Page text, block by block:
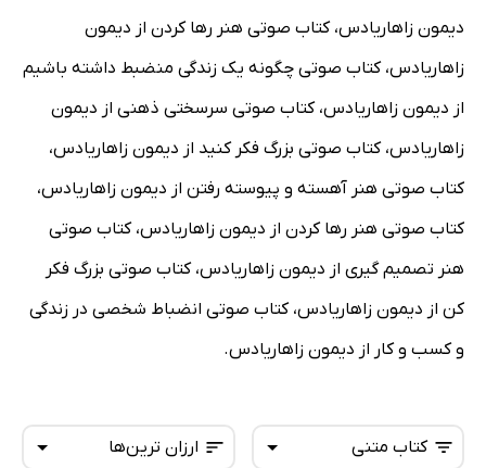
دیمون زاهاریادس، کتاب صوتی هنر رها کردن از دیمون
زاهاریادس، کتاب صوتی چگونه یک زندگی منضبط داشته باشیم
از دیمون زاهاریادس، کتاب صوتی سرسختی ذهنی از دیمون
زاهاریادس، کتاب صوتی بزرگ فکر کنید از دیمون زاهاریادس،
کتاب صوتی هنر آهسته و پیوسته رفتن از دیمون زاهاریادس،
کتاب صوتی هنر رها کردن از دیمون زاهاریادس، کتاب صوتی
هنر تصمیم گیری از دیمون زاهاریادس، کتاب صوتی بزرگ فکر
کن از دیمون زاهاریادس، کتاب صوتی انضباط شخصی در زندگی
و کسب و کار از دیمون زاهاریادس.
ارزان ترین‌ها کتاب متنی